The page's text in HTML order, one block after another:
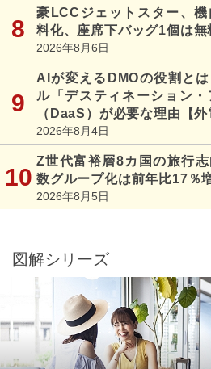
豪LCCジェットスター、
料化、座席下バッグ1個は無
2026年8月6日
AIが変えるDMOの役割と
ル「デスティネーション・
（DaaS）が必要な理由【外
2026年8月4日
Z世代富裕層8カ国の旅行
数グループ化は前年比17
2026年8月5日
図解シリーズ